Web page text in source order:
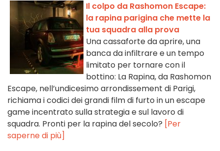
Il colpo da Rashomon Escape:
la rapina parigina che mette la
tua squadra alla prova
Una cassaforte da aprire, una
banca da infiltrare e un tempo
limitato per tornare con il
bottino: La Rapina, da Rashomon
Escape, nell’undicesimo arrondissement di Parigi,
richiama i codici dei grandi film di furto in un escape
game incentrato sulla strategia e sul lavoro di
squadra. Pronti per la rapina del secolo? [Per
saperne di più]